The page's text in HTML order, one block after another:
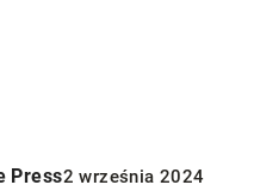
Press2 września 2024